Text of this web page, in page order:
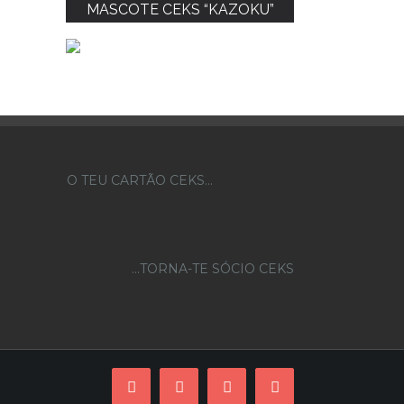
MASCOTE CEKS “KAZOKU”
O TEU CARTÃO CEKS…
...TORNA-TE SÓCIO CEKS
FacebookInstagramYouTubeSkype